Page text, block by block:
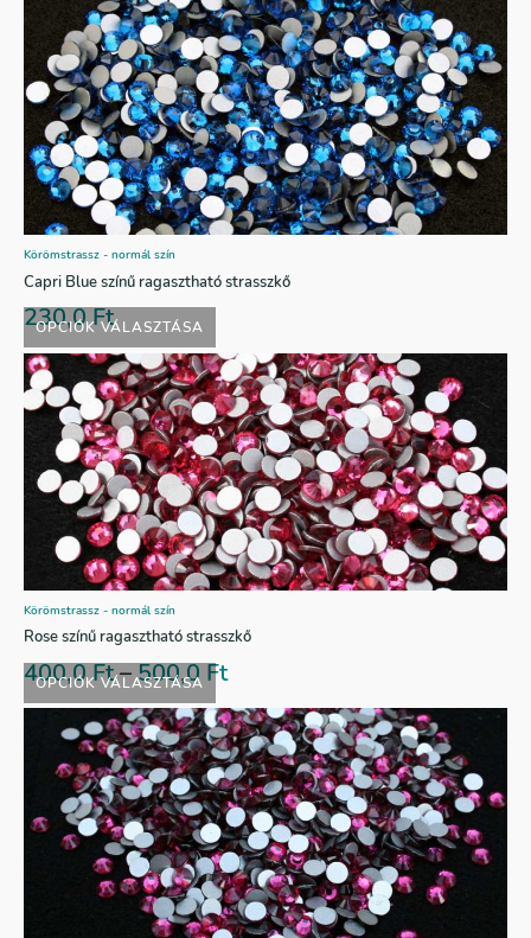
OPCIÓK VÁLASZTÁSA
Körömstrassz - normál szín
Capri Blue színű ragasztható strasszkő
230,0Ft
OPCIÓK VÁLASZTÁSA
Körömstrassz - normál szín
Rose színű ragasztható strasszkő
400,0Ft–500,0Ft